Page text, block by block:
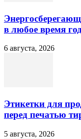
в любое время
6 августа, 2026
Этикетки для
перед печатью
5 августа, 2026